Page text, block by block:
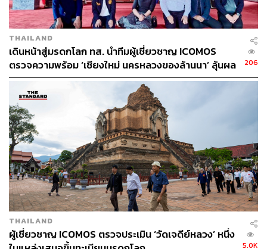
THAILAND
เดินหน้าสู่มรดกโลก ทส. นำทีมผู้เชี่ยวชาญ ICOMOS
ตรวจความพร้อม ‘เชียงใหม่ นครหลวงของล้านนา’ ลุ้นผล
พิจารณาปีหน้า
206
THAILAND
ผู้เชี่ยวชาญ ICOMOS ตรวจประเมิน ‘วัดเจดีย์หลวง’ หนึ่ง
5.0K